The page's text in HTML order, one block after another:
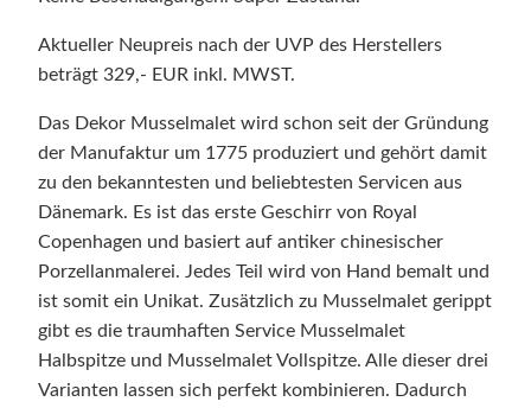
Aktueller Neupreis nach der UVP des Herstellers
beträgt 329,- EUR inkl. MWST.
Das Dekor Musselmalet wird schon seit der Gründung
der Manufaktur um 1775 produziert und gehört damit
zu den bekanntesten und beliebtesten Servicen aus
Dänemark. Es ist das erste Geschirr von Royal
Copenhagen und basiert auf antiker chinesischer
Porzellanmalerei. Jedes Teil wird von Hand bemalt und
ist somit ein Unikat. Zusätzlich zu Musselmalet gerippt
gibt es die traumhaften Service Musselmalet
Halbspitze und Musselmalet Vollspitze. Alle dieser drei
Varianten lassen sich perfekt kombinieren. Dadurch